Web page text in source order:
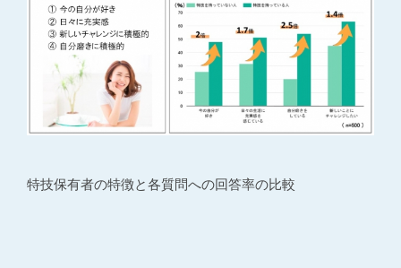
特技保有者の特徴と各質問への回答率の比較